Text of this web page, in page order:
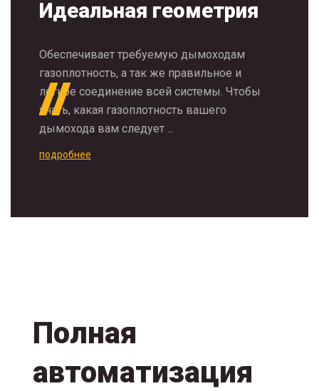
Идеальная геометрия
Обеспечивает требуемую дымоходам
газоплотность, а так же правильное и
легкое соединение всей системы. Чтобы
знать, какая газоплотность вашего
дымохода вам следует ...
подробнее
Полная
автоматизация